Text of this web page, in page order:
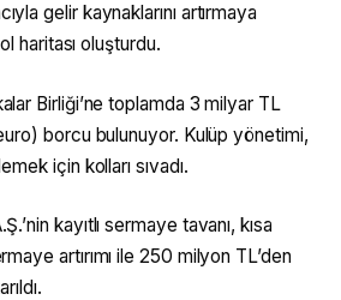
gelir kaynaklarını artırmaya
haritası oluşturdu.
Birliği’ne toplamda 3 milyar TL
borcu bulunuyor. Kulüp yönetimi,
için kolları sıvadı.
kayıtlı sermaye tavanı, kısa
artırımı ile 250 milyon TL’den